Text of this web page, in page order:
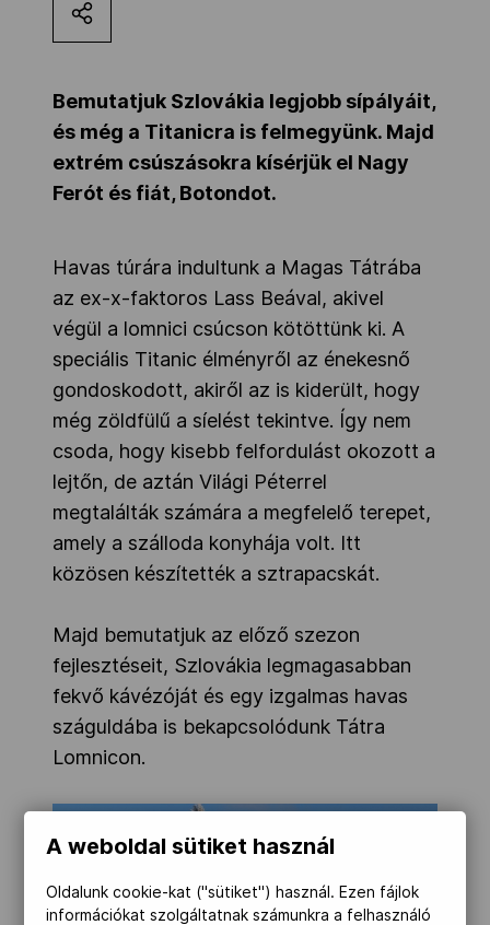
Kettőskarrier-program
NOB
Társszervezetek
OVEP
Adatbank
Bemutatjuk Szlovákia legjobb sípályáit,
és még a Titanicra is felmegyünk. Majd
extrém csúszásokra kísérjük el Nagy
Ferót és fiát, Botondot.
Havas túrára indultunk a Magas Tátrába
az ex-x-faktoros Lass Beával, akivel
végül a lomnici csúcson kötöttünk ki. A
speciális Titanic élményről az énekesnő
gondoskodott, akiről az is kiderült, hogy
még zöldfülű a síelést tekintve. Így nem
csoda, hogy kisebb felfordulást okozott a
lejtőn, de aztán Világi Péterrel
megtalálták számára a megfelelő terepet,
amely a szálloda konyhája volt. Itt
közösen készítették a sztrapacskát.
Majd bemutatjuk az előző szezon
fejlesztéseit, Szlovákia legmagasabban
fekvő kávézóját és egy izgalmas havas
száguldába is bekapcsolódunk Tátra
Lomnicon.
A weboldal sütiket használ
Oldalunk cookie-kat ("sütiket") használ. Ezen fájlok
információkat szolgáltatnak számunkra a felhasználó